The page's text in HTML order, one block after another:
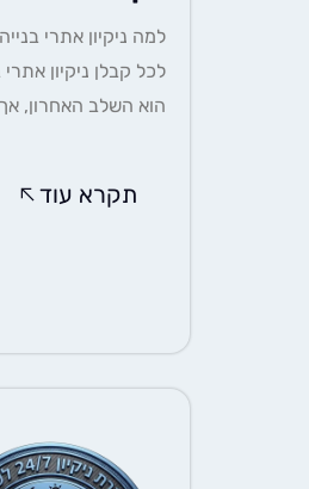
למה ניקיון אתרי
לכל קבלן ניקיון אתרי
הוא השלב האחרון,
תקרא עוד